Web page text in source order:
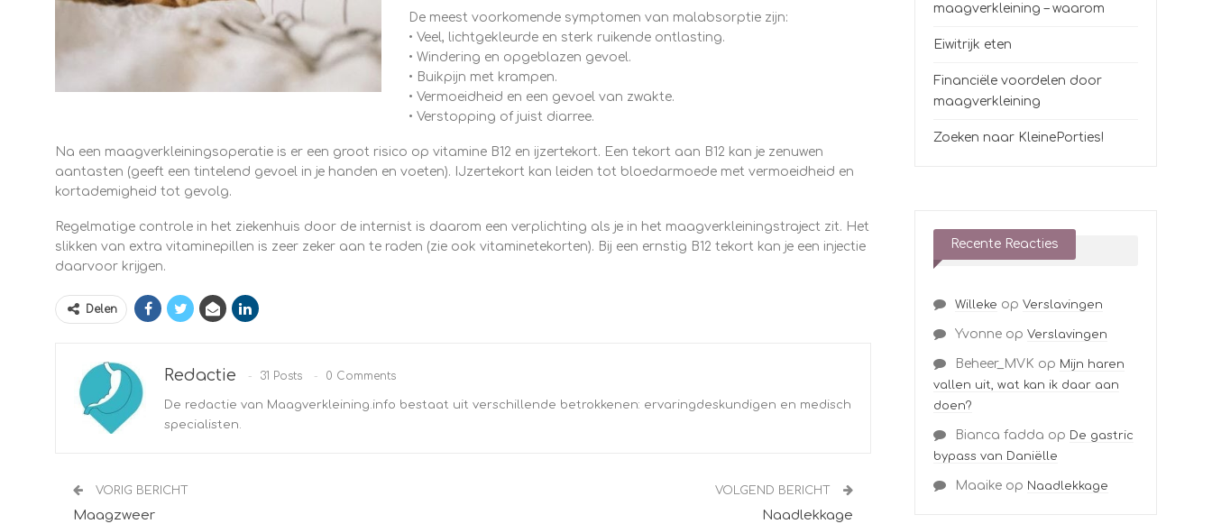
De meest voorkomende symptomen van malabsorptie zijn:
• Veel, lichtgekleurde en sterk ruikende ontlasting.
• Windering en opgeblazen gevoel.
• Buikpijn met krampen.
• Vermoeidheid en een gevoel van zwakte.
• Verstopping of juist diarree.
Na een maagverkleiningsoperatie is er een groot risico op vitamine B12 en ijzertekort. Een tekort aan B12 kan je zenuwen
aantasten (geeft een tintelend gevoel in je handen en voeten). IJzertekort kan leiden tot bloedarmoede met vermoeidheid en
kortademigheid tot gevolg.
Regelmatige controle in het ziekenhuis door de internist is daarom een verplichting als je in het maagverkleiningstraject zit. Het
slikken van extra vitaminepillen is zeer zeker aan te raden (zie ook vitaminetekorten). Bij een ernstig B12 tekort kan je een injectie
daarvoor krijgen.
Delen
Redactie 31 Posts 0 Comments
De redactie van Maagverkleining.info bestaat uit verschillende betrokkenen: ervaringdeskundigen en medisch
specialisten.
VORIG BERICHT
Maagzweer
VOLGEND BERICHT
Naadlekkage
maagverkleining – waarom
Eiwitrijk eten
Financiële voordelen door
maagverkleining
Zoeken naar KleinePorties!
Recente Reacties
Willeke op Verslavingen
Yvonneop Verslavingen
Beheer_MVK op Mijn haren
vallen uit, wat kan ik daar aan
doen?
Bianca fadda op De gastric
bypass van Daniëlle
Maaikeop Naadlekkage